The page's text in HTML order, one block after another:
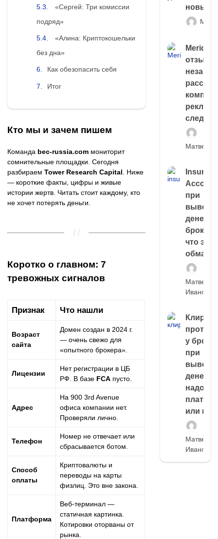
«Сергей: Три комиссии
подряд»
«Алина: Криптокошельки
без дна»
Как обезопасить себя
Итог
Кто мы и зачем пишем
Команда bec-russia.com мониторит
сомнительные площадки. Сегодня
разбираем Tower Research Capital . Ниже
— короткие факты, цифры и живые
истории жертв. Читать стоит каждому, кто
не хочет потерять деньги.
Коротко о главном: 7
тревожных сигналов
Признак Что нашли
Возраст
сайта
Домен создан в 2024 г.
— очень свежо для
«опытного брокера».
Лицензии
Нет регистрации в ЦБ
РФ. В базе FCA пусто.
Адрес
На 900 3rd Avenue
офиса компании нет.
Проверяли лично.
Телефон
Номер не отвечает или
сбрасывается ботом.
Способ
оплаты
Криптовалюты и
переводы на карты
физлиц. Это вне закона.
Платформа
Веб-терминал —
статичная картинка.
Котировки оторваны от
рынка.
новый
следа
Матвей
Account
при
выводе
денег у
что это,
обман?
Матвей
Иванов
Клиринг
у
при
выводе
денег,
надо
платить
или
Матвей
Иванов